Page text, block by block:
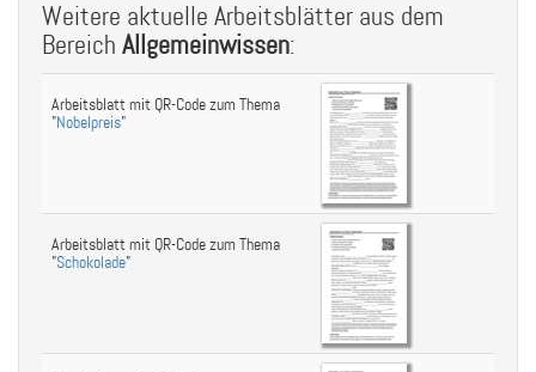
Weitere aktuelle Arbeitsblätter aus dem
Bereich Allgemeinwissen:
Arbeitsblatt mit QR-Code zum Thema
"Nobelpreis"
Arbeitsblatt mit QR-Code zum Thema
"Schokolade"